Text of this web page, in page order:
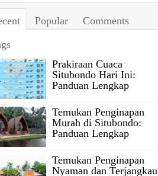
Popular
Comments
Prakiraan Cuaca
Situbondo Hari Ini:
Panduan Lengkap
Temukan Penginapan
Murah di Situbondo:
Panduan Lengkap
Temukan Penginapan
Nyaman dan Terjangkau